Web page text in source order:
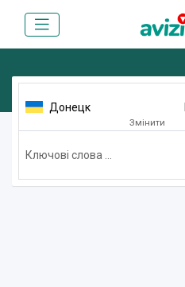
Донецк
Змінити